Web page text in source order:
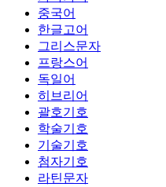
중국어
한글고어
그리스문자
프랑스어
독일어
히브리어
괄호기호
학술기호
기술기호
첨자기호
라틴문자